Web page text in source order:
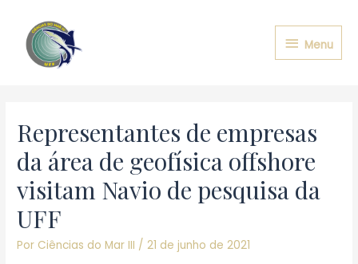
conteúdo
Menu
Menu
Representantes de empresas
da área de geofísica offshore
visitam Navio de pesquisa da
UFF
Por Ciências do Mar III /21 de junho de 2021